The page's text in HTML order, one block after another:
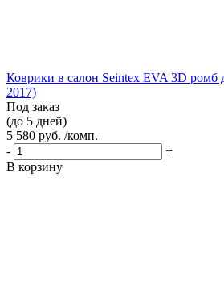
Коврики в салон Seintex EVA 3D ромб
2017)
Под заказ
(до 5 дней)
5 580 руб. /комп.
-
+
В корзину